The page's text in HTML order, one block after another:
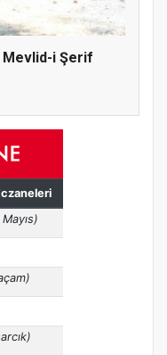
Mevlid-i Şerif